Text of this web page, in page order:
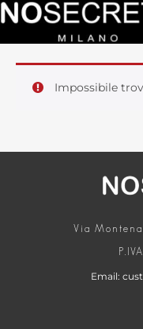
Impossibile
Via
Email: